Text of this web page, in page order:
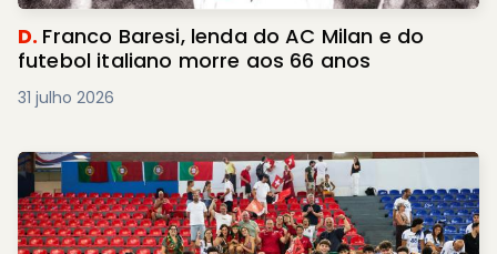
D. Franco Baresi, lenda do AC Milan e do
futebol italiano morre aos 66 anos
31 julho 2026